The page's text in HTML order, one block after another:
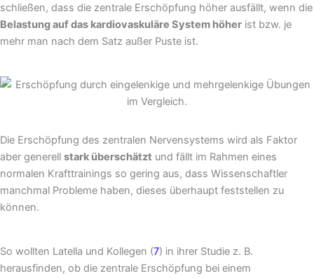
schließen, dass die zentrale Erschöpfung höher ausfällt, wenn die
Belastung auf das kardiovaskuläre System höher ist bzw. je
mehr man nach dem Satz außer Puste ist.
Die Erschöpfung des zentralen Nervensystems wird als Faktor
aber generell stark überschätzt und fällt im Rahmen eines
normalen Krafttrainings so gering aus, dass Wissenschaftler
manchmal Probleme haben, dieses überhaupt feststellen zu
können.
So wollten Latella und Kollegen (7) in ihrer Studie z. B.
herausfinden, ob die zentrale Erschöpfung bei einem